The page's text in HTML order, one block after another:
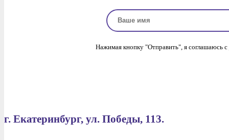
Нажимая кнопку "Отправить", я соглашаюсь с
г. Екатеринбург, ул. Победы, 113.